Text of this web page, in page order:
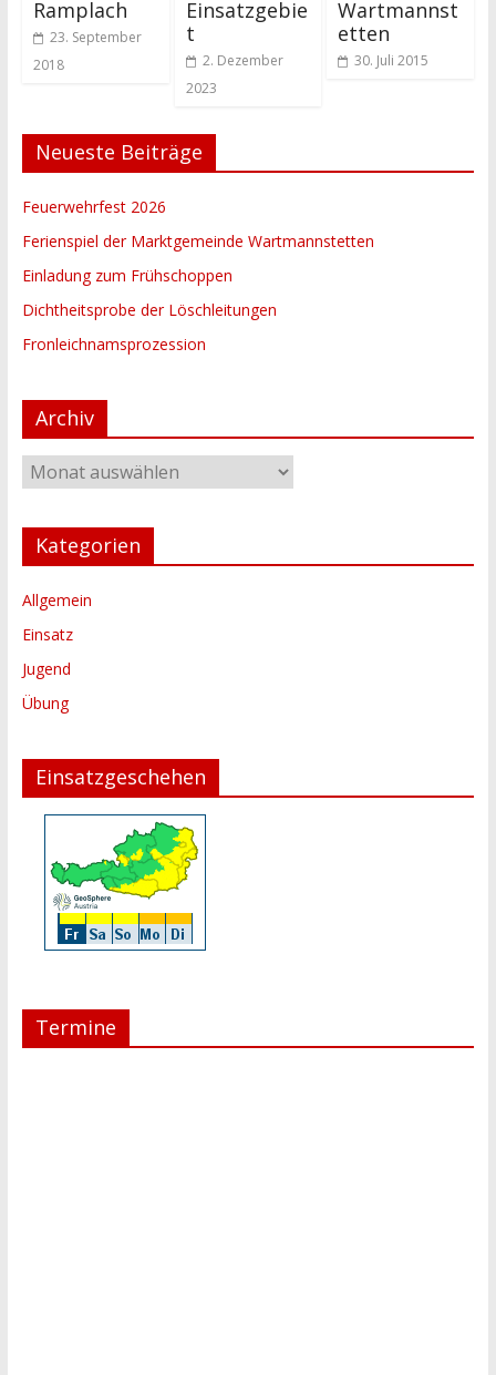
Ramplach
23. September
2018
Einsatzgebie
t
2. Dezember
2023
Wartmannst
etten
30. Juli 2015
Neueste Beiträge
Feuerwehrfest 2026
Ferienspiel der Marktgemeinde Wartmannstetten
Einladung zum Frühschoppen
Dichtheitsprobe der Löschleitungen
Fronleichnamsprozession
Archiv
Archiv
Kategorien
Allgemein
Einsatz
Jugend
Übung
Einsatzgeschehen
Termine